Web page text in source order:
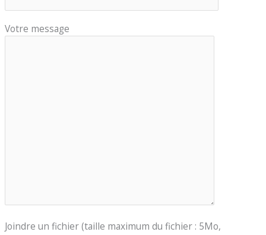
Votre message
Joindre un fichier (taille maximum du fichier : 5Mo,